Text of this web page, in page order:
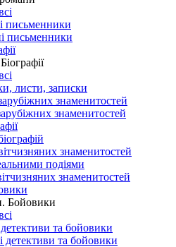
письменники
письменники
листи, записки
знаменитостей
знаменитостей
знаменитостей
подіями
знаменитостей
Бойовики
та бойовики
детективи та бойовики